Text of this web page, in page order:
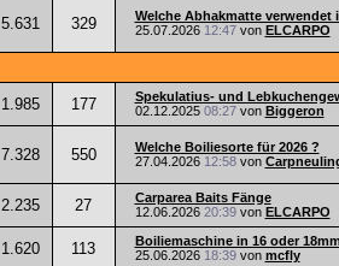
5.631 329
Welche Abhakmatte verwendet
25.07.2026 12:47von ELCARPO
1.985 177
Spekulatius- und
02.12.2025 08:27von Biggeron
7.328 550
Welche Boiliesorte für 2026 ?
27.04.2026 12:58von
2.235 27
Carparea Baits Fänge
12.06.2026 20:39von ELCARPO
1.620 113
Boiliemaschine in 16 oder
25.06.2026 18:39von mcfly